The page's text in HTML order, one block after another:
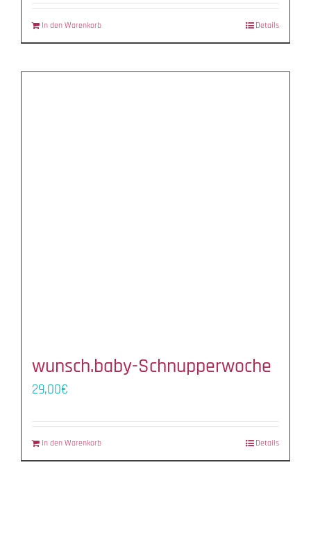
In den Warenkorb Details
wunsch.baby-Schnupperwoche
29,00€
In den Warenkorb Details